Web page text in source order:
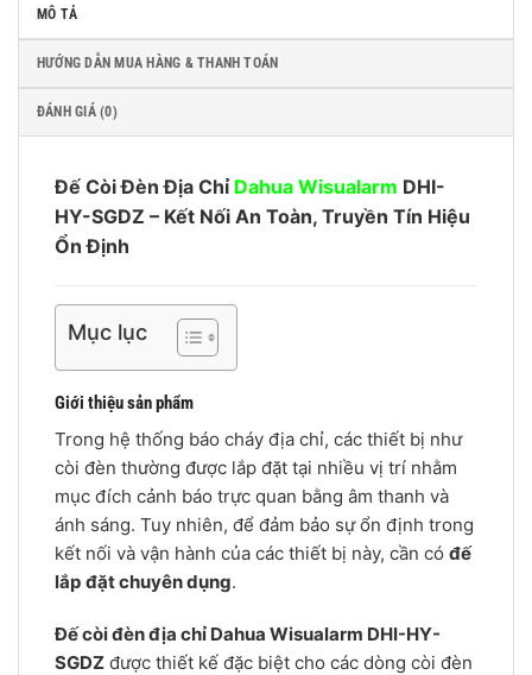
MÔ TẢ
HƯỚNG DẪN MUA HÀNG & THANH TOÁN
ĐÁNH GIÁ (0)
Đế Còi Đèn Địa Chỉ Dahua Wisualarm DHI-
HY-SGDZ – Kết Nối An Toàn, Truyền Tín Hiệu
Ổn Định
Mục lục
Giới thiệu sản phẩm
Trong hệ thống báo cháy địa chỉ, các thiết bị như
còi đèn thường được lắp đặt tại nhiều vị trí nhằm
mục đích cảnh báo trực quan bằng âm thanh và
ánh sáng. Tuy nhiên, để đảm bảo sự ổn định trong
kết nối và vận hành của các thiết bị này, cần có đế
lắp đặt chuyên dụng.
Đế còi đèn địa chỉ Dahua Wisualarm DHI-HY-
SGDZ được thiết kế đặc biệt cho các dòng còi đèn